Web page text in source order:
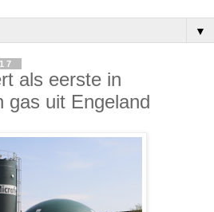
▼
als eerste in
gas uit Engeland